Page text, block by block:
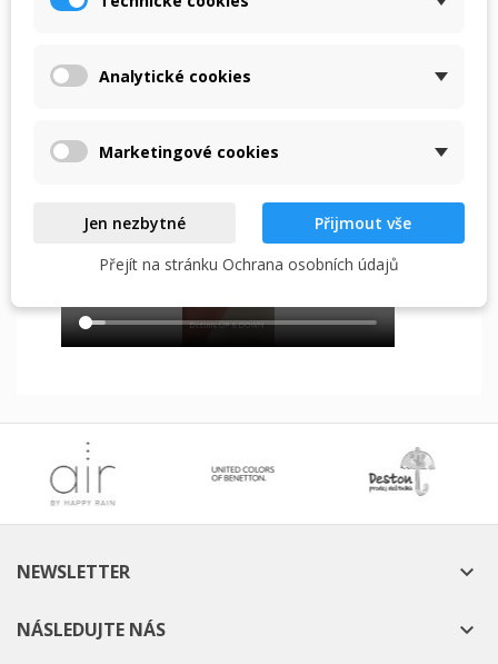
Návod deštník automatické otvírání i zavírání
NEWSLETTER 
NÁSLEDUJTE NÁS 
add_circle_outline Vytvořit nový seznam
Zrušit Vytvořit seznam přání
Analytické cookies
Marketingové cookies
Jen nezbytné
Přijmout vše
Přejít na stránku Ochrana osobních údajů